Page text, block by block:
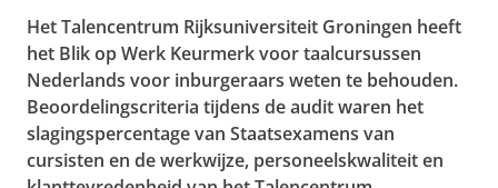
Het Talencentrum Rijksuniversiteit Groningen heeft
het Blik op Werk Keurmerk voor taalcursussen
Nederlands voor inburgeraars weten te behouden.
Beoordelingscriteria tijdens de audit waren het
slagingspercentage van Staatsexamens van
cursisten en de werkwijze, personeelskwaliteit en